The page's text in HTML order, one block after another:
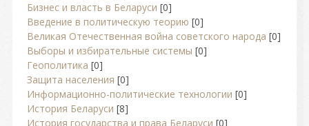
Бизнес и власть в Беларуси [0]
Введение в политическую теорию [0]
Великая Отечественная война советского народа [0]
Выборы и избирательные системы [0]
Геополитика [0]
Защита населения [0]
Информационно-политические технологии [0]
История Беларуси [8]
История государства и права Беларуси [0]